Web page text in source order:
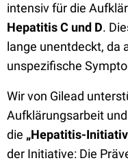
intensiv für die
Hepatitis C und D.
lange unentdeckt, da
unspezifische
Wir von Gilead
Aufklärungsarbeit
die „Hepatitis-
der Initiative: Die